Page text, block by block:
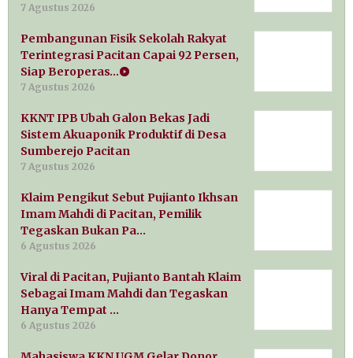
7 Agustus 2026
Pembangunan Fisik Sekolah Rakyat
Terintegrasi Pacitan Capai 92 Persen,
Siap Beroperas…
7 Agustus 2026
KKNT IPB Ubah Galon Bekas Jadi
Sistem Akuaponik Produktif di Desa
Sumberejo Pacitan
7 Agustus 2026
Klaim Pengikut Sebut Pujianto Ikhsan
Imam Mahdi di Pacitan, Pemilik
Tegaskan Bukan Pa…
6 Agustus 2026
Viral di Pacitan, Pujianto Bantah Klaim
Sebagai Imam Mahdi dan Tegaskan
Hanya Tempat …
6 Agustus 2026